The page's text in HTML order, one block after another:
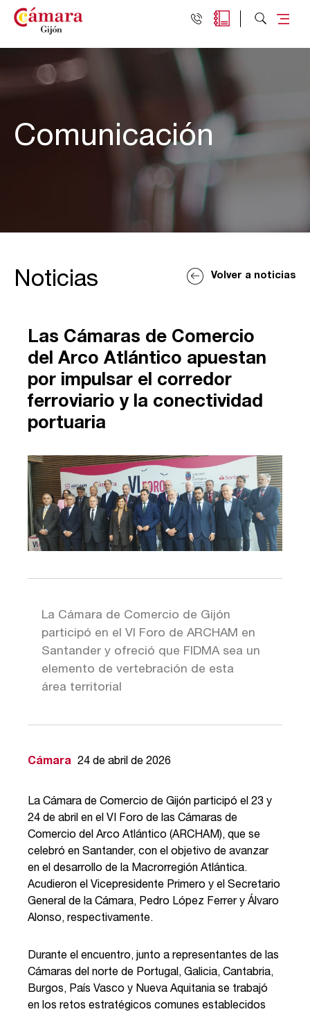
Comunicación
Noticias Volver a noticias
Las Cámaras de Comercio
del Arco Atlántico apuestan
por impulsar el corredor
ferroviario y la conectividad
portuaria
La Cámara de Comercio de Gijón
participó en el VI Foro de ARCHAM en
Santander y ofreció que FIDMA sea un
elemento de vertebración de esta
área territorial
Cámara 24 de abril de 2026
La Cámara de Comercio de Gijón participó el 23 y
24 de abril en el VI Foro de las Cámaras de
Comercio del Arco Atlántico (ARCHAM), que se
celebró en Santander, con el objetivo de avanzar
en el desarrollo de la Macrorregión Atlántica.
Acudieron el Vicepresidente Primero y el Secretario
General de la Cámara, Pedro López Ferrer y Álvaro
Alonso, respectivamente.
Durante el encuentro, junto a representantes de las
Cámaras del norte de Portugal, Galicia, Cantabria,
Burgos, País Vasco y Nueva Aquitania se trabajó
en los retos estratégicos comunes establecidos